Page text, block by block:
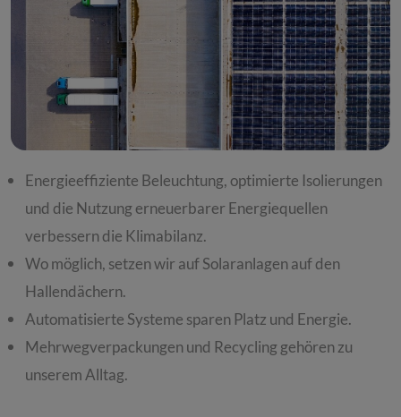
Energieeffiziente Beleuchtung, optimierte Isolierungen
und die Nutzung erneuerbarer Energiequellen
verbessern die Klimabilanz.
Wo möglich, setzen wir auf Solaranlagen auf den
Hallendächern.
Automatisierte Systeme sparen Platz und Energie.
Mehrwegverpackungen und Recycling gehören zu
unserem Alltag.